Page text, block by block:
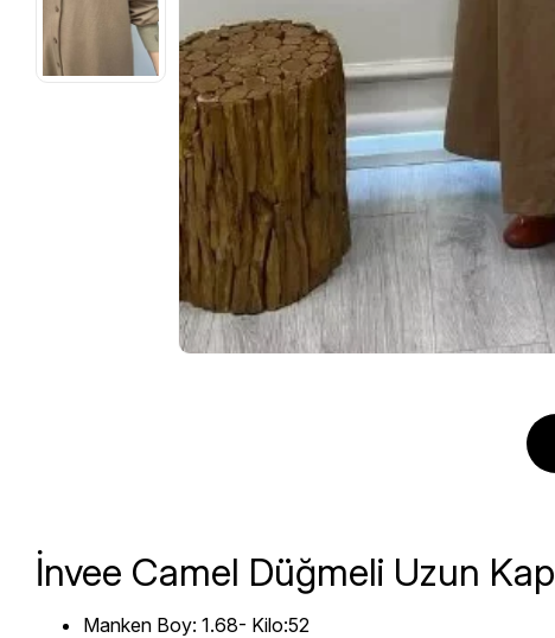
İnvee Camel Düğmeli Uzun Kap
Manken Boy: 1.68- Kilo:52